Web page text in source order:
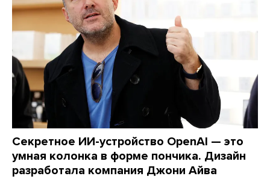
Секретное ИИ-устройство OpenAI — это
умная колонка в форме пончика. Дизайн
разработала компания Джони Айва